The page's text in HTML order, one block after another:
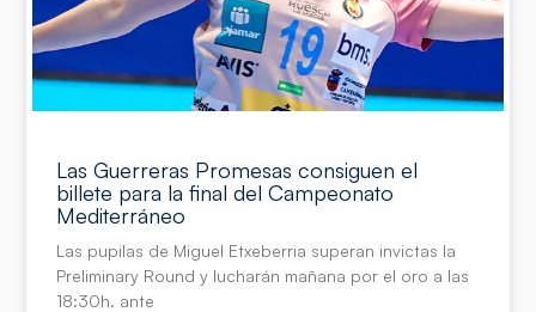
Las Guerreras Promesas consiguen el
billete para la final del Campeonato
Mediterráneo
Las pupilas de Miguel Etxeberria superan invictas la
Preliminary Round y lucharán mañana por el oro a las
18:30h. ante